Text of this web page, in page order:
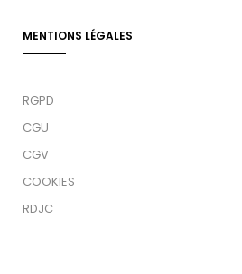
MENTIONS LÉGALES
RGPD
CGU
CGV
COOKIES
RDJC